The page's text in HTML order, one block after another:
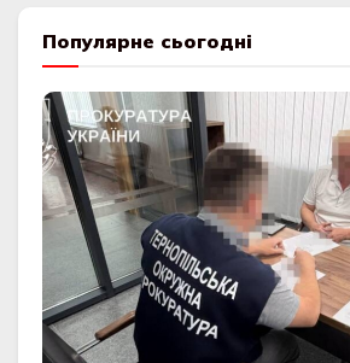
Популярне сьогодні